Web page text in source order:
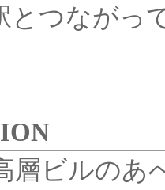
とつながっ
ビルのあ